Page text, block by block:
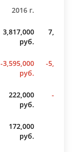
2016 г.
3,817,000
руб.
7,023,000
-3,595,000
руб.
-5,820,000
222,000
руб.
-647,000
172,000
руб.